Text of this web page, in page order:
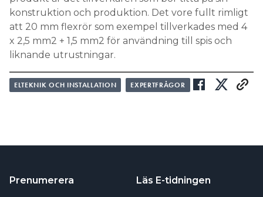
konstruktion och produktion. Det vore fullt rimligt
att 20 mm flexrör som exempel tillverkades med 4
x 2,5 mm2 + 1,5 mm2 för användning till spis och
liknande utrustningar.
ELTEKNIK OCH INSTALLATION EXPERTFRÅGOR
Prenumerera Läs E-tidningen